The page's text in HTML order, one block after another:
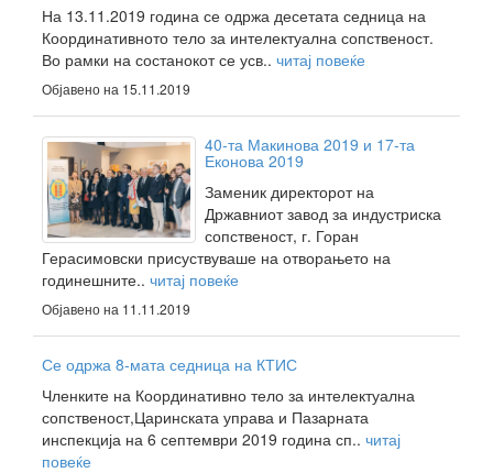
На 13.11.2019 година се одржа десетата седница на
Координативното тело за интелектуална сопственост.
Во рамки на состанокот се усв.. читај повеќе
Објавено на 15.11.2019
40-та Макинова 2019 и 17-та
Еконова 2019
Заменик директорот на
Државниот завод за индустриска
сопственост, г. Горан
Герасимовски присуствуваше на отворањето на
годинешните.. читај повеќе
Објавено на 11.11.2019
Се одржа 8-мата седница на КТИС
Членките на Координативно тело за интелектуална
сопственост,Царинската управа и Пазарната
инспекција на 6 септември 2019 година сп.. читај
повеќе